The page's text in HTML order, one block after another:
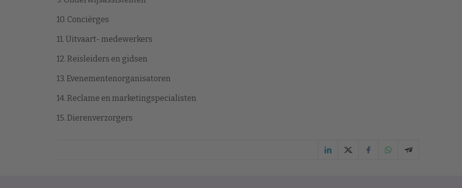
10. Conciërges
11. Uitvaart- medewerkers
12. Reisleiders en gidsen
13. Evenementenorganisatoren
14. Reclame en marketingspecialisten
15. Dierenverzorgers